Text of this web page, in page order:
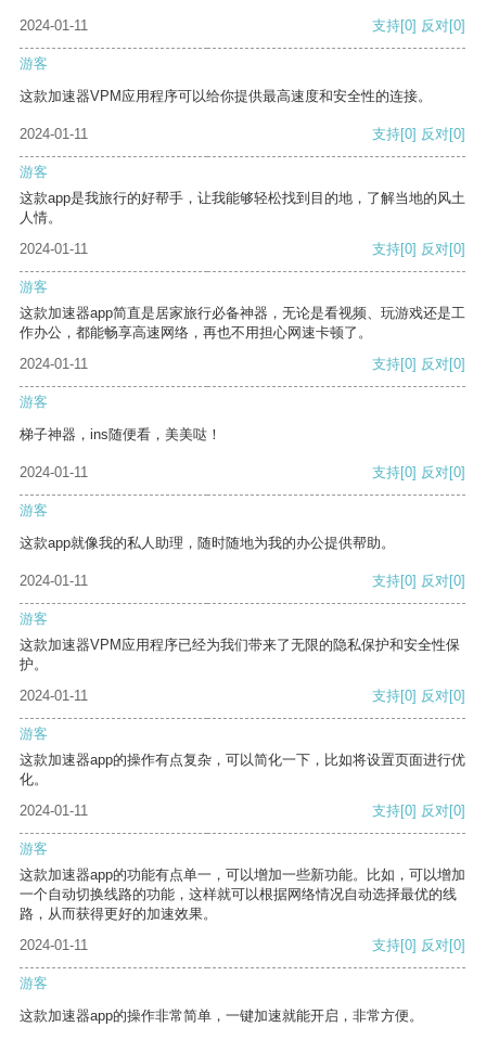
2024-01-11 支持[0] 反对[0]
游客
这款加速器VPM应用程序可以给你提供最高速度和安全性的连接。
2024-01-11 支持[0] 反对[0]
游客
这款app是我旅行的好帮手，让我能够轻松找到目的地，了解当地的风土
人情。
2024-01-11
支持[0] 反对[0]
游客
这款加速器app简直是居家旅行必备神器，无论是看视频、玩游戏还是工
作办公，都能畅享高速网络，再也不用担心网速卡顿了。
2024-01-11
支持[0] 反对[0]
游客
梯子神器，ins随便看，美美哒！
2024-01-11 支持[0] 反对[0]
游客
这款app就像我的私人助理，随时随地为我的办公提供帮助。
2024-01-11 支持[0] 反对[0]
游客
这款加速器VPM应用程序已经为我们带来了无限的隐私保护和安全性保
护。
2024-01-11
支持[0] 反对[0]
游客
这款加速器app的操作有点复杂，可以简化一下，比如将设置页面进行优
化。
2024-01-11
支持[0] 反对[0]
游客
这款加速器app的功能有点单一，可以增加一些新功能。比如，可以增加
一个自动切换线路的功能，这样就可以根据网络情况自动选择最优的线
路，从而获得更好的加速效果。
2024-01-11
支持[0] 反对[0]
游客
这款加速器app的操作非常简单，一键加速就能开启，非常方便。